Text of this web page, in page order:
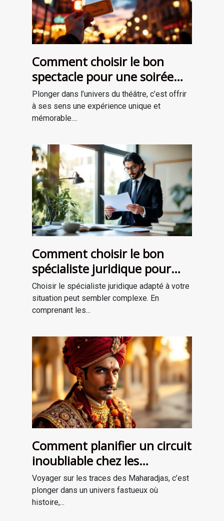
Comment choisir le bon
spectacle pour une soirée
théâtrale inoubliable ?
Plonger dans l’univers du théâtre, c’est offrir
à ses sens une expérience unique et
mémorable....
Comment choisir le bon
spécialiste juridique pour
vos besoins ?
Choisir le spécialiste juridique adapté à votre
situation peut sembler complexe. En
comprenant les...
Comment planifier un circuit
inoubliable chez les
Maharadjas ?
Voyager sur les traces des Maharadjas, c’est
plonger dans un univers fastueux où
histoire,...